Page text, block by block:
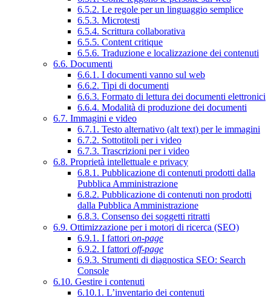
6.5.2. Le regole per un linguaggio semplice
6.5.3. Microtesti
6.5.4. Scrittura collaborativa
6.5.5. Content critique
6.5.6. Traduzione e localizzazione dei contenuti
6.6. Documenti
6.6.1. I documenti vanno sul web
6.6.2. Tipi di documenti
6.6.3. Formato di lettura dei documenti elettronici
6.6.4. Modalità di produzione dei documenti
6.7. Immagini e video
6.7.1. Testo alternativo (alt text) per le immagini
6.7.2. Sottotitoli per i video
6.7.3. Trascrizioni per i video
6.8. Proprietà intellettuale e privacy
6.8.1. Pubblicazione di contenuti prodotti dalla
Pubblica Amministrazione
6.8.2. Pubblicazione di contenuti non prodotti
dalla Pubblica Amministrazione
6.8.3. Consenso dei soggetti ritratti
6.9. Ottimizzazione per i motori di ricerca (SEO)
6.9.1. I fattori on-page
6.9.2. I fattori off-page
6.9.3. Strumenti di diagnostica SEO: Search
Console
6.10. Gestire i contenuti
6.10.1. L’inventario dei contenuti